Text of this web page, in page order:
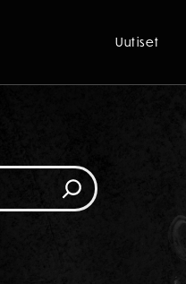
Uutiset